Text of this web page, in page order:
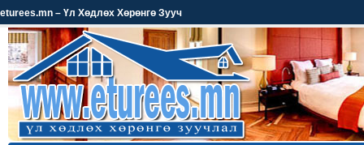
eturees.mn – Үл Хөдлөх Хөрөнгө Зууч